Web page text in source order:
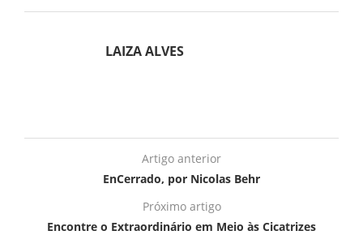
LAIZA ALVES
Artigo anterior
EnCerrado, por Nicolas Behr
Próximo artigo
Encontre o Extraordinário em Meio às Cicatrizes